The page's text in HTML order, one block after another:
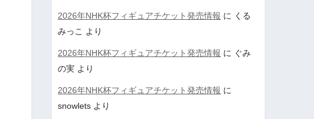
2026年NHK杯フィギュアチケット発売情報 に くる
みっこ より
2026年NHK杯フィギュアチケット発売情報 に ぐみ
の実 より
2026年NHK杯フィギュアチケット発売情報 に
snowlets より